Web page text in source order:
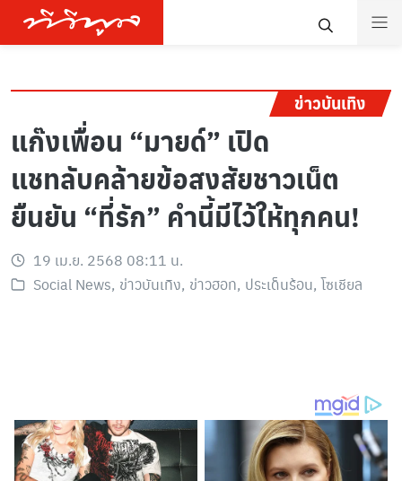
ข่าวบันเทิง
แก๊งเพื่อน “มายด์” เปิด
แชทลับคล้ายข้อสงสัยชาวเน็ต
ยืนยัน “ที่รัก” คำนี้มีไว้ให้ทุกคน!
19 เม.ย. 2568 08:11 น.
Social News, ข่าวบันเทิง, ข่าวฮอท, ประเด็นร้อน, โซเชียล